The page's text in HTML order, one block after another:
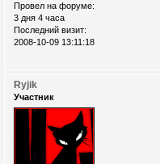
Провел на форуме:
3 дня 4 часа
Последний визит:
2008-10-09 13:11:18
Ryjik
Участник